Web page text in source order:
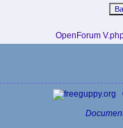
OpenForum